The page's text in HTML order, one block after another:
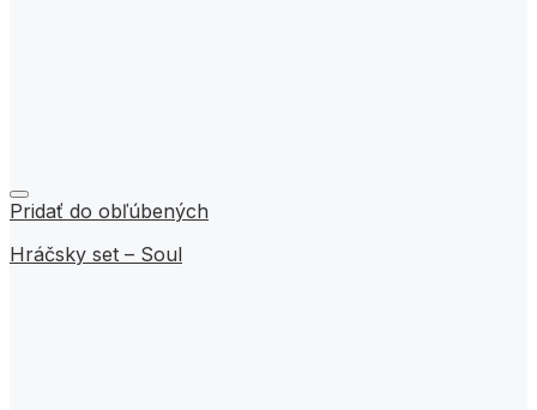
Pridať do obľúbených
Hráčsky set – Soul